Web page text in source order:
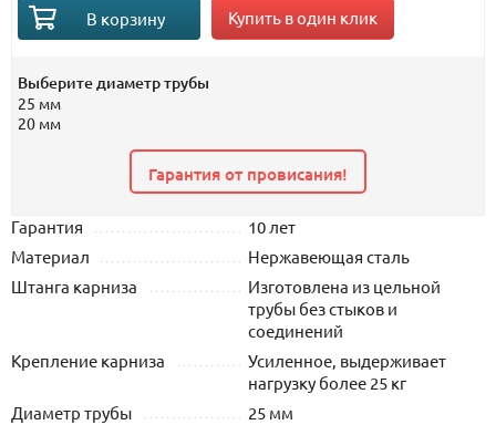
Выберите диаметр трубы
25 мм
20 мм
Гарантия от провисания!
В корзину Купить в один клик
Гарантия
10 лет
Материал
Нержавеющая сталь
Штанга карниза
Изготовлена из цельной
трубы без стыков и
соединений
Крепление карниза
Усиленное, выдерживает
нагрузку более 25 кг
Диаметр трубы
25 мм